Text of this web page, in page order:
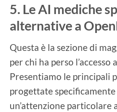
5. Le AI mediche
alternative a
Questa è la sezione di
per chi ha perso l’accesso
Presentiamo le principali
progettate
un’attenzione particolare